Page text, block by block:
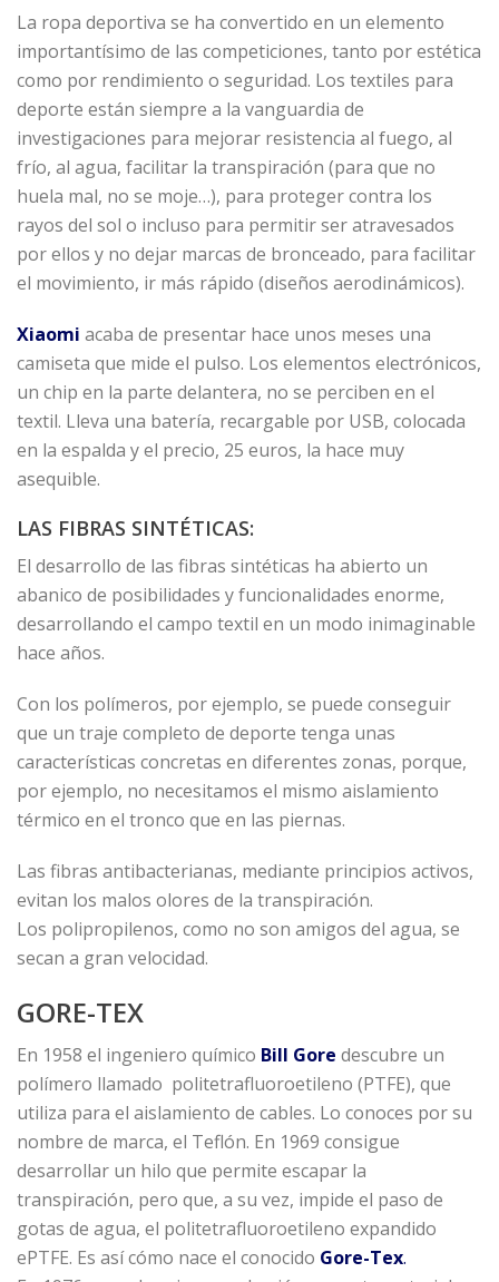
La ropa deportiva se ha convertido en un elemento
importantísimo de las competiciones, tanto por estética
como por rendimiento o seguridad. Los textiles para
deporte están siempre a la vanguardia de
investigaciones para mejorar resistencia al fuego, al
frío, al agua, facilitar la transpiración (para que no
huela mal, no se moje…), para proteger contra los
rayos del sol o incluso para permitir ser atravesados
por ellos y no dejar marcas de bronceado, para facilitar
el movimiento, ir más rápido (diseños aerodinámicos).
Xiaomi acaba de presentar hace unos meses una
camiseta que mide el pulso. Los elementos electrónicos,
un chip en la parte delantera, no se perciben en el
textil. Lleva una batería, recargable por USB, colocada
en la espalda y el precio, 25 euros, la hace muy
asequible.
LAS FIBRAS SINTÉTICAS:
El desarrollo de las fibras sintéticas ha abierto un
abanico de posibilidades y funcionalidades enorme,
desarrollando el campo textil en un modo inimaginable
hace años.
Con los polímeros, por ejemplo, se puede conseguir
que un traje completo de deporte tenga unas
características concretas en diferentes zonas, porque,
por ejemplo, no necesitamos el mismo aislamiento
térmico en el tronco que en las piernas.
Las fibras antibacterianas, mediante principios activos,
evitan los malos olores de la transpiración.
Los polipropilenos, como no son amigos del agua, se
secan a gran velocidad.
GORE-TEX
En 1958 el ingeniero químico Bill Gore descubre un
polímero llamado politetrafluoroetileno (PTFE), que
utiliza para el aislamiento de cables. Lo conoces por su
nombre de marca, el Teflón. En 1969 consigue
desarrollar un hilo que permite escapar la
transpiración, pero que, a su vez, impide el paso de
gotas de agua, el politetrafluoroetileno expandido
ePTFE. Es así cómo nace el conocido Gore-Tex.